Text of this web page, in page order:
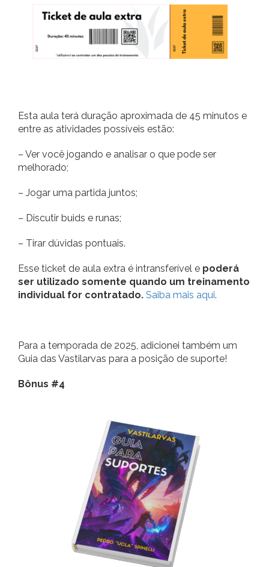
Esta aula terá duração aproximada de 45 minutos e
entre as atividades possíveis estão:
– Ver você jogando e analisar o que pode ser
melhorado;
– Jogar uma partida juntos;
– Discutir buids e runas;
– Tirar dúvidas pontuais.
Esse ticket de aula extra é intransferível e poderá
ser utilizado somente quando um treinamento
individual for contratado. Saiba mais aqui.
Para a temporada de 2025, adicionei também um
Guia das Vastilarvas para a posição de suporte!
Bônus #4